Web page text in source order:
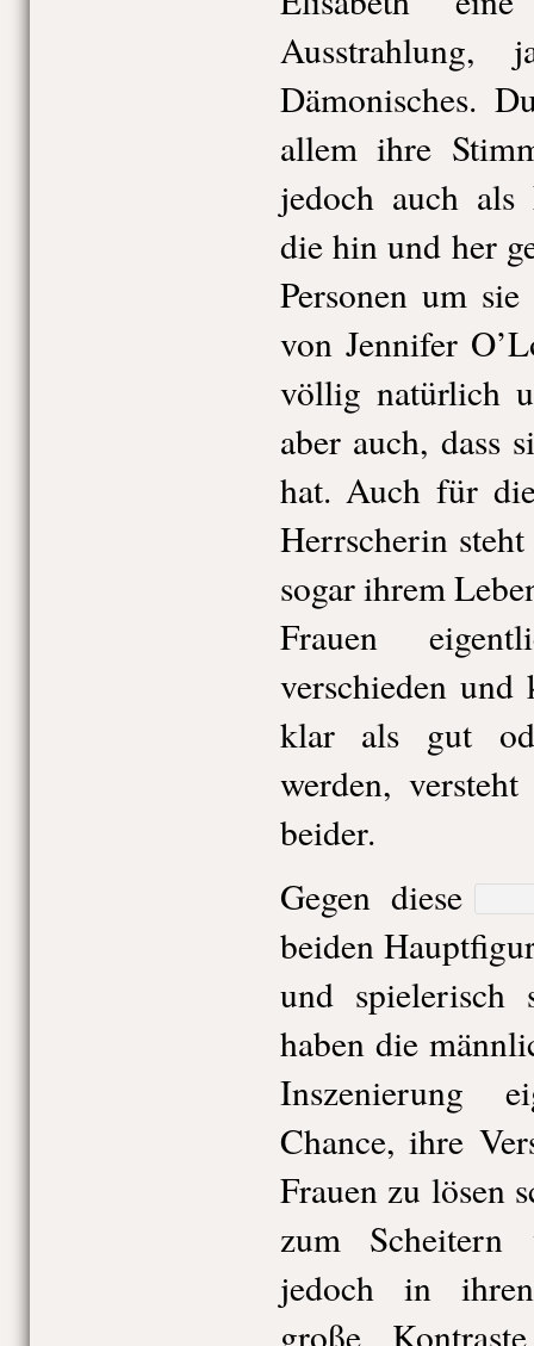
Dämonisches.
allem ihre
jedoch auch als
die hin und her
Personen um
von Jennifer
völlig natürlich
aber auch, dass
hat. Auch für
Herrscherin
sogar ihrem
Frauen
verschieden
klar als gut
werden,
beider.
Gegen diese
beiden
und spielerisch
haben die
Inszenierung
Chance, ihre
Frauen zu lösen
zum Scheitern
jedoch in
große